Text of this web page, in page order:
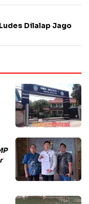
Dilalap Jago